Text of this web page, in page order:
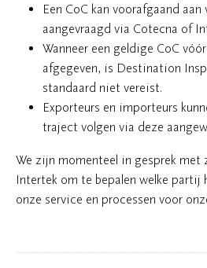
Een CoC kan voorafgaand
aangevraagd via Cotecna of
Wanneer een geldige CoC
afgegeven, is Destination
standaard niet vereist.
Exporteurs en importeurs
traject volgen via deze
We zijn momenteel in gesprek met
Intertek om te bepalen welke partij
onze service en processen voor